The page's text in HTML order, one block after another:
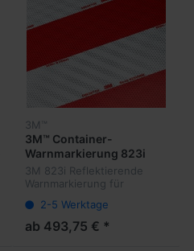
3M™
3M™ Container-
Warnmarkierung 823i
3M 823i Reflektierende
Warnmarkierung für
Zuschnitten 4 Paar
2-5 Werktage
ab 493,75 € *